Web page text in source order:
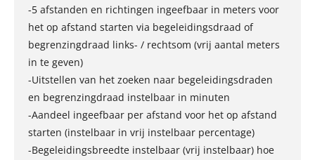
-5 afstanden en richtingen ingeefbaar in meters voor
het op afstand starten via begeleidingsdraad of
begrenzingdraad links- / rechtsom (vrij aantal meters
in te geven)
-Uitstellen van het zoeken naar begeleidingsdraden
en begrenzingdraad instelbaar in minuten
-Aandeel ingeefbaar per afstand voor het op afstand
starten (instelbaar in vrij instelbaar percentage)
-Begeleidingsbreedte instelbaar (vrij instelbaar) hoe